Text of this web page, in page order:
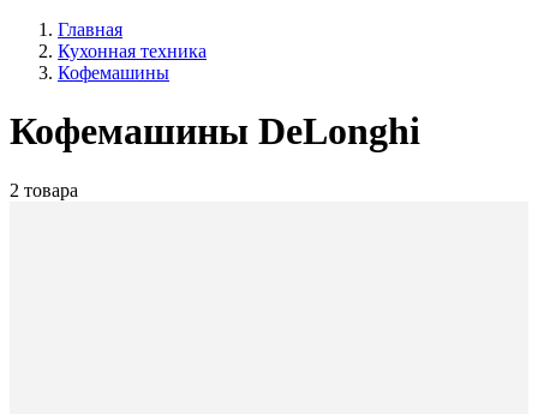
Главная
Кухонная техника
Кофемашины
Кофемашины DeLonghi
2 товара